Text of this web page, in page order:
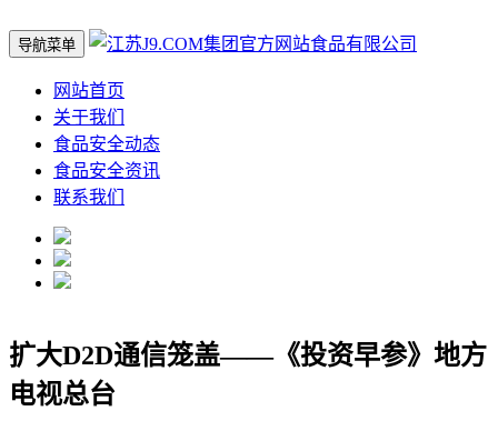
导航菜单
网站首页
关于我们
食品安全动态
食品安全资讯
联系我们
扩大D2D通信笼盖——《投资早参》地方
电视总台